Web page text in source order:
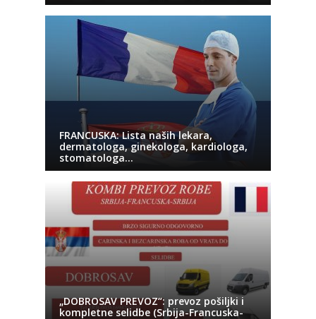
FRANCUSKA: Lista naših lekara,
dermatologa, ginekologa, kardiologa,
stomatologa…
„DOBROSAV PREVOZ“: prevoz pošiljki i
kompletne selidbe (Srbija-Francuska-